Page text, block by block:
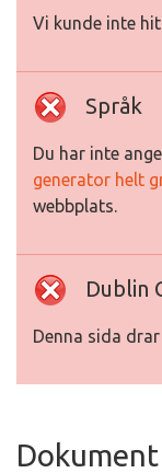
Vi kunde inte
Språk
Du har inte
generator helt
webbplats.
Dublin
Denna sida
Dokument